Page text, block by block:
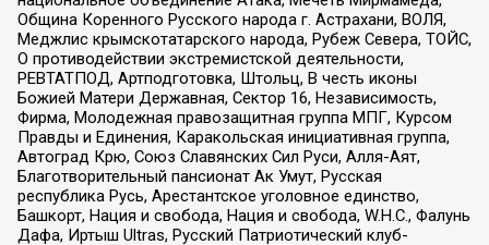
Община Коренного Русского народа г. Астрахани, ВОЛЯ,
Меджлис крымскотатарского народа, Рубеж Севера, ТОЙС,
О противодействии экстремистской деятельности,
РЕВТАТПОД, Артподготовка, Штольц, В честь иконы
Божией Матери Державная, Сектор 16, Независимость,
Фирма, Молодежная правозащитная группа МПГ, Курсом
Правды и Единения, Каракольская инициативная группа,
Автоград Крю, Союз Славянских Сил Руси, Алля-Аят,
Благотворительный пансионат Ак Умут, Русская
республика Русь, Арестантское уголовное единство,
Башкорт, Нация и свобода, Нация и свобода, W.H.С., Фалунь
Дафа, Иртыш Ultras, Русский Патриотический клуб-